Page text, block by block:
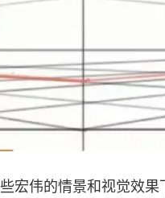
宏伟的情景和视觉效果